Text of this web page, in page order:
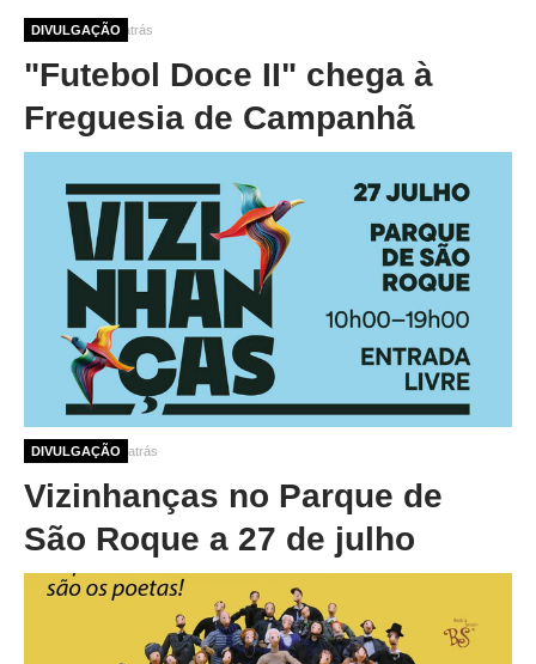
DIVULGAÇÃO
12 meses 3 dias atrás
"Futebol Doce II" chega à
Freguesia de Campanhã
DIVULGAÇÃO
1 ano 2 semanas atrás
Vizinhanças no Parque de
São Roque a 27 de julho